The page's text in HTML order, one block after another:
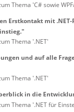
Thema 'C# sowie
Erstkontakt mit
Thema '.NET'
und auf alle
Thema '.NET'
in die
Thema '.NET für